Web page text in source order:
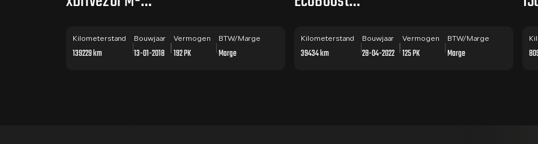
PANO / HUD /
Kilometerstand
139229 km
Bouwjaar
13-01-2018
Vermogen
192 PK
BTW/Marge
Marge
Line X PANO /
Kilometerstand
39434 km
Bouwjaar
28-04-2022
Vermogen
125 PK
BTW/Marge
Marge